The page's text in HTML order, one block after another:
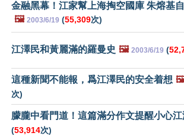
金融黑幕！江家幫上海掏空國庫 朱熔基
🖼️ 2003/6/19 (55,309次)
江澤民和黃麗滿的羅曼史 🖼️ 2003/6/19 (
這種新聞不能報，爲江澤民的安全着想
次)
朦朧中看門道！這篇滿分作文提醒小心
(53,914次)